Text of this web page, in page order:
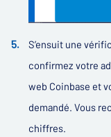
S’ensuit une
confirmez votre
web Coinbase et
demandé. Vous
chiffres.